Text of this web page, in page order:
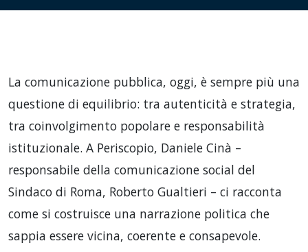
La comunicazione pubblica, oggi, è sempre più una
questione di equilibrio: tra autenticità e strategia,
tra coinvolgimento popolare e responsabilità
istituzionale. A Periscopio, Daniele Cinà –
responsabile della comunicazione social del
Sindaco di Roma, Roberto Gualtieri – ci racconta
come si costruisce una narrazione politica che
sappia essere vicina, coerente e consapevole.